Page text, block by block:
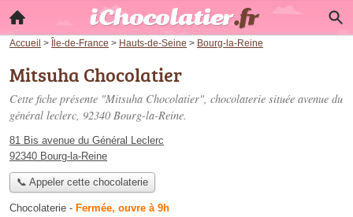
Accueil > Île-de-France > Hauts-de-Seine > Bourg-la-Reine
Mitsuha Chocolatier
Cette fiche présente "Mitsuha Chocolatier", chocolaterie située avenue du
général leclerc, 92340 Bourg-la-Reine.
81 Bis avenue du Général Leclerc
92340 Bourg-la-Reine
📞 Appeler cette chocolaterie
Chocolaterie - Fermée, ouvre à 9h